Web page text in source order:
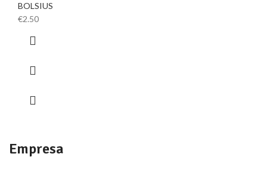
BOLSIUS
€2.50
Empresa